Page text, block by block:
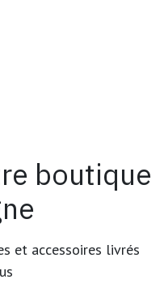
boutique
et accessoires livrés